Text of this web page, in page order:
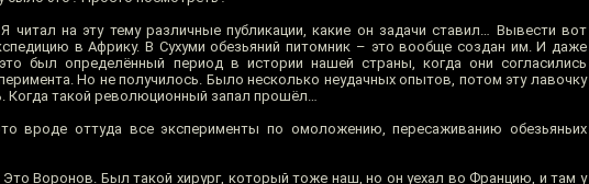
читал на эту тему различные публикации, какие он задачи ставил… Вывести вот
в Африку. В Сухуми обезьяний питомник – это вообще создан им. И даже
был определённый период в истории нашей страны, когда они согласились
Но не получилось. Было несколько неудачных опытов, потом эту лавочку
Когда такой революционный запал прошёл…
вроде оттуда все эксперименты по омоложению, пересаживанию обезьяньих
Это Воронов. Был такой хирург, который тоже наш, но он уехал во Францию, и там у